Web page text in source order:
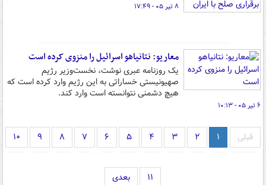
۸ تیر ۰۵ - ۱۷:۴۹
معاریو: نتانیاهو اسرائیل را منزوی کرده است
یک روزنامه عبری نوشت، نخست‌وزیر رژیم
صهیونیستی خساراتی به این رژیم وارد کرده است که
هیچ دشمنی نتوانسته است وارد کند.
۶ تیر ۰۵ - ۱۰:۱۳
قبلی ۱ ۲ ۳ ۴ ۵ ۶ ۷ ۸ ۹ ۱۰
۱۱ بعدی